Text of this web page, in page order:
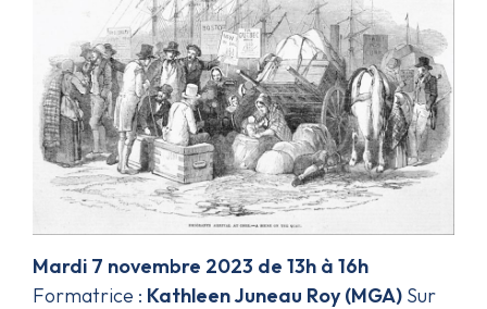
Mardi 7 novembre 2023 de 13h à 16h
Formatrice : Kathleen Juneau Roy (MGA) Sur